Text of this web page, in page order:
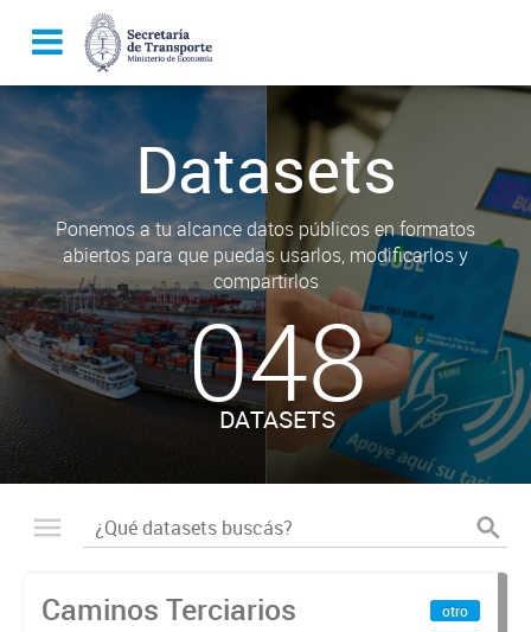
Datasets
Ponemos a tu alcance datos públicos en formatos
abiertos para que puedas usarlos, modificarlos y
compartirlos
048
DATASETS
Caminos Terciarios
otro